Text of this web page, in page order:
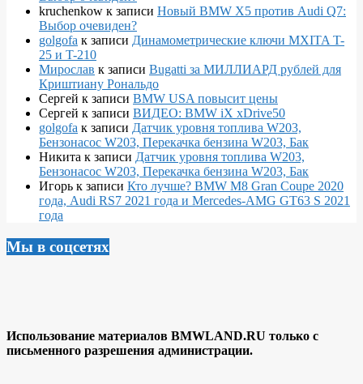
kruchenkow к записи Новый BMW X5 против Audi Q7:
Выбор очевиден?
golgofa к записи Динамометрические ключи MXITA T-
25 и T-210
Мирослав к записи Bugatti за МИЛЛИАРД рублей для
Криштиану Рональдо
Сергей к записи BMW USA повысит цены
Сергей к записи ВИДЕО: BMW iX xDrive50
golgofa к записи Датчик уровня топлива W203,
Бензонасос W203, Перекачка бензина W203, Бак
Никита к записи Датчик уровня топлива W203,
Бензонасос W203, Перекачка бензина W203, Бак
Игорь к записи Кто лучше? BMW M8 Gran Coupe 2020
года, Audi RS7 2021 года и Mercedes-AMG GT63 S 2021
года
Мы в соцсетях
Использование материалов BMWLAND.RU только с
письменного разрешения администрации.